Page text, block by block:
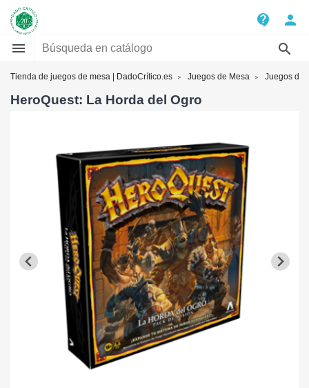
contact_support
person


Tienda de juegos de mesa | DadoCrítico.es Juegos de Mesa Juegos de
HeroQuest: La Horda del Ogro